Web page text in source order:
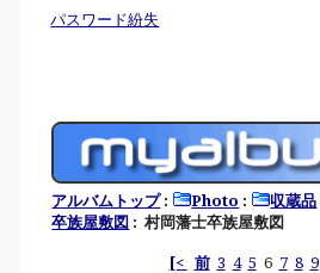
パスワード紛失
アルバムトップ: Photo : 収蔵品
卒族屋敷図 : 村岡藩士卒族屋敷図
[< 前 3 4 5 6 7 8 9